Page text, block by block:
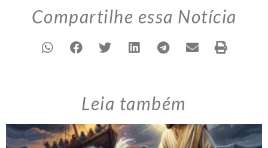
Compartilhe essa Notícia
Leia também